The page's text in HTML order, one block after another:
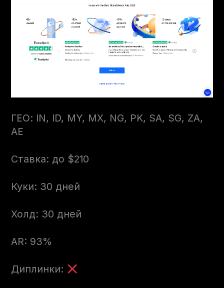
ГЕО: IN, ID, MY, MX, NG, PK, SA, SG, ZA,
AE
Ставка: до $210
Куки: 30 дней
Холд: 30 дней
AR: 93%
Диплинки: